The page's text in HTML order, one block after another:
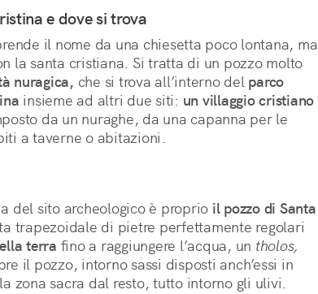
e dove si trova
il nome da una chiesetta poco lontana, ma
la santa cristiana. Si tratta di un pozzo molto
nuragica, che si trova all’interno del parco
insieme ad altri due siti: un villaggio cristiano
da un nuraghe, da una capanna per le
a taverne o abitazioni.
del sito archeologico è proprio il pozzo di Santa
trapezoidale di pietre perfettamente regolari
terra fino a raggiungere l’acqua, un tholos,
il pozzo, intorno sassi disposti anch’essi in
zona sacra dal resto, tutto intorno gli ulivi.